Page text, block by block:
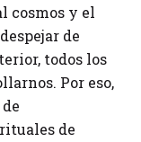
cosmos y el
de
todos los
Por eso,
de